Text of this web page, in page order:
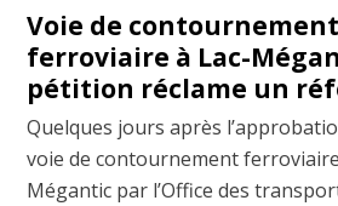
Voie de contournement
ferroviaire à Lac-
pétition réclame un
Quelques jours après
voie de contournement
Mégantic par l’Office des